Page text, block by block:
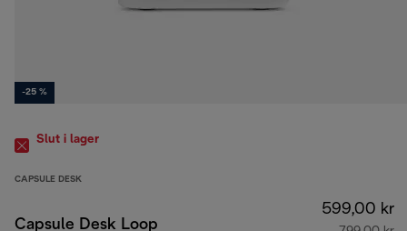
-25 %
Slut i lager
CAPSULE DESK
Capsule Desk Loop
599,00 kr